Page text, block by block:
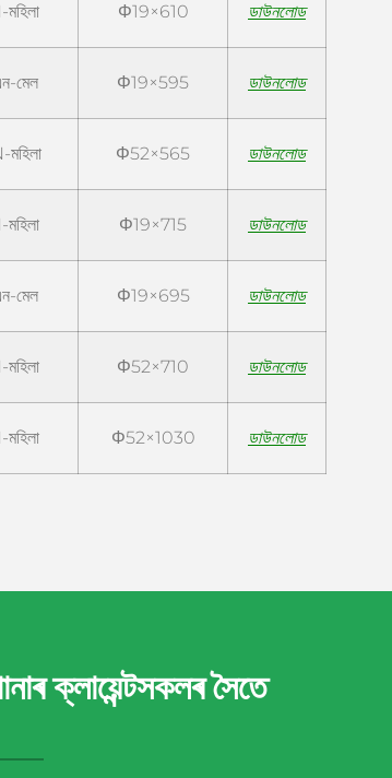
মহিলা Φ19×610 ডাউনলোড
মেল Φ19×595 ডাউনলোড
মহিলা Φ52×565 ডাউনলোড
মহিলা Φ19×715 ডাউনলোড
মেল Φ19×695 ডাউনলোড
মহিলা Φ52×710 ডাউনলোড
মহিলা Φ52×1030 ডাউনলোড
ক্লায়েন্টসকলৰ সৈতে